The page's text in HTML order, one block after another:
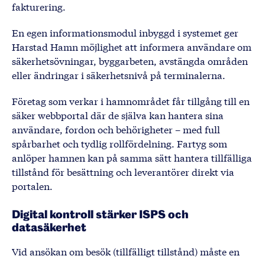
fakturering.
En egen informationsmodul inbyggd i systemet ger
Harstad Hamn möjlighet att informera användare om
säkerhetsövningar, byggarbeten, avstängda områden
eller ändringar i säkerhetsnivå på terminalerna.
Företag som verkar i hamnområdet får tillgång till en
säker webbportal där de själva kan hantera sina
användare, fordon och behörigheter – med full
spårbarhet och tydlig rollfördelning. Fartyg som
anlöper hamnen kan på samma sätt hantera tillfälliga
tillstånd för besättning och leverantörer direkt via
portalen.
Digital kontroll stärker ISPS och
datasäkerhet
Vid ansökan om besök (tillfälligt tillstånd) måste en